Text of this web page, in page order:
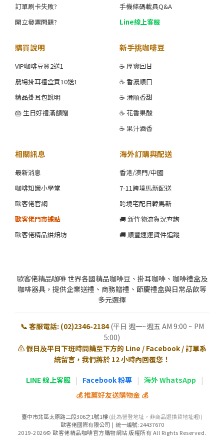
訂單刷卡失敗?
開立發票問題?
手機條碼載具Q&A
Line線上客服
購買說明
VIP咖啡豆買2送1
農場掛耳禮盒買10送1
精品掛耳包說明
🎂 生日好禮滿額贈
新手挑咖啡豆
☕ 厚實回甘
☕ 香濃順口
☕ 滑順香甜
☕ 花香果酸
☕ 果汁酒香
相關訊息
最新消息
咖啡知識小學堂
歐客佬官網
歐客佬門市據點
歐客佬精品烘焙坊
海外訂購與配送
香港/澳門/中國
7-11跨境馬新配送
跨境宅配日韓馬新
🚚 新竹物流貨況查詢
🚚 順豐速運貨件追蹤
歐客佬精品咖啡 世界各國精品咖啡豆、掛耳咖啡、咖啡禮盒及
咖啡器具，提供企業送禮、商務贈禮、節慶禮盒與日常品飲等
多元選擇
📞 客服電話: (02)2346-2184 (平日 週一~週五 AM 9:00 ~ PM
5:00)
⚠️ 假日及平日下班時間請至下方的 Line / Facebook / 訂單系
統留言，我們將於 12 小時內回覆您！
LINE 線上客服 | Facebook 粉專 | 海外 WhatsApp
|
💰 推薦好友送購物金 💰
臺中市北區太原路二段306之1號1樓(此為營登地址，非商品退換貨地址喔!)
歐客佬國際有限公司 | 統一編號: 24437670
2019-2026© 歐客佬精品咖啡官方購物網站 版權所有 All Rights Reserved.